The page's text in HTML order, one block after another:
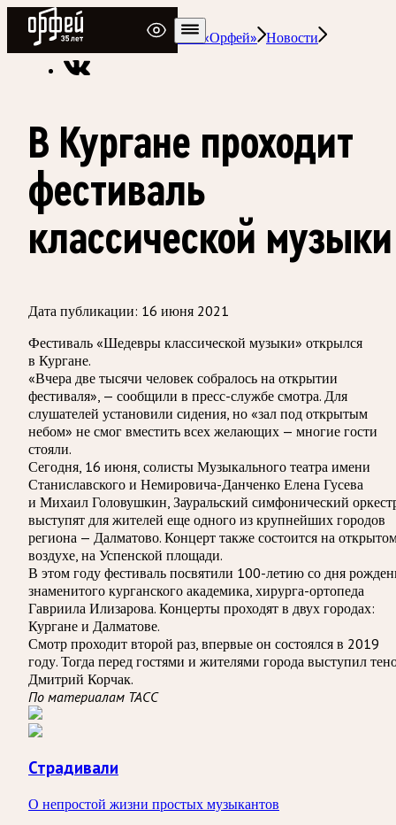
Радио Орфей
Радио классической музыки «Орфей» Новости
В Кургане проходит
фестиваль
классической музыки
Дата публикации: 16 июня 2021
Фестиваль «Шедевры классической музыки» открылся
в Кургане.
«Вчера две тысячи человек собралось на открытии
фестиваля», — сообщили в пресс-службе смотра. Для
слушателей установили сидения, но «зал под открытым
небом» не смог вместить всех желающих — многие гости
стояли.
Сегодня, 16 июня, солисты Музыкального театра имени
Станиславского и Немировича-Данченко Елена Гусева
и Михаил Головушкин, Зауральский симфонический
выступят для жителей еще одного из крупнейших городов
региона — Далматово. Концерт также состоится на
воздухе, на Успенской площади.
В этом году фестиваль посвятили 100-летию со дня
знаменитого курганского академика, хирурга-ортопеда
Гавриила Илизарова. Концерты проходят в двух городах:
Кургане и Далматове.
Смотр проходит второй раз, впервые он состоялся в 2019
году. Тогда перед гостями и жителями города выступил
Дмитрий Корчак.
По материалам ТАСС
Страдивали
О непростой жизни простых музыкантов